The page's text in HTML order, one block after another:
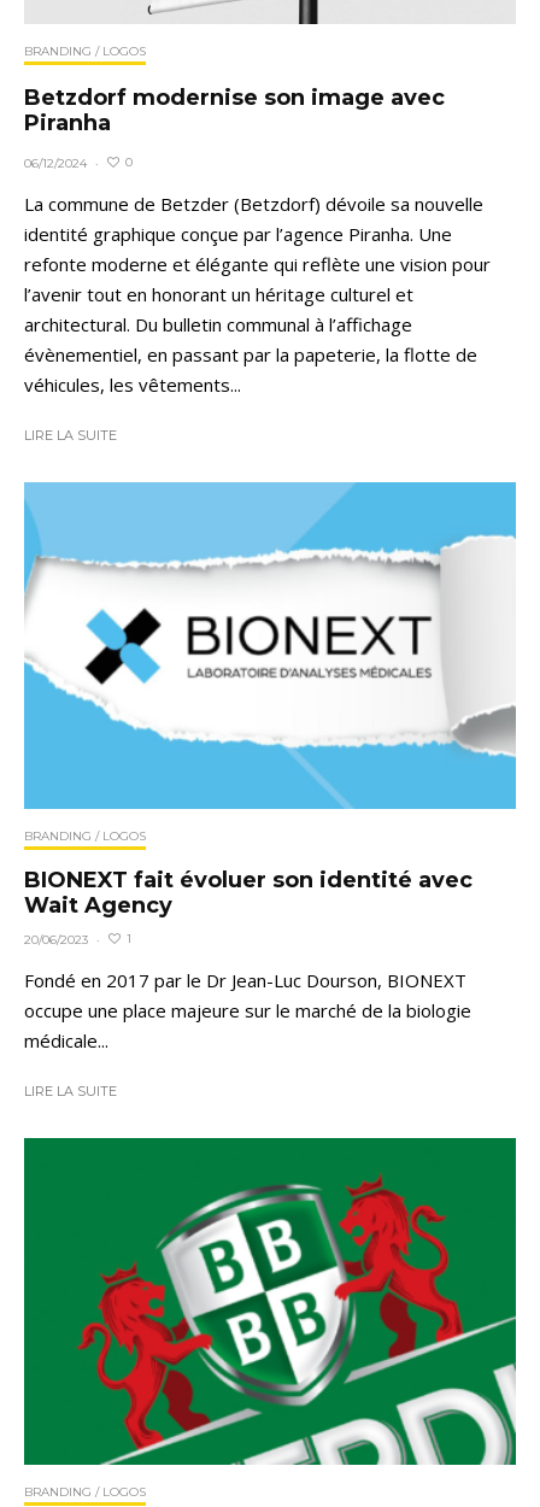
BRANDING / LOGOS
Betzdorf modernise son image avec
Piranha
06/12/2024 · 0
La commune de Betzder (Betzdorf) dévoile sa nouvelle
identité graphique conçue par l’agence Piranha. Une
refonte moderne et élégante qui reflète une vision pour
l’avenir tout en honorant un héritage culturel et
architectural. Du bulletin communal à l’affichage
évènementiel, en passant par la papeterie, la flotte de
véhicules, les vêtements...
LIRE LA SUITE
BRANDING / LOGOS
BIONEXT fait évoluer son identité avec
Wait Agency
20/06/2023 · 1
Fondé en 2017 par le Dr Jean-Luc Dourson, BIONEXT
occupe une place majeure sur le marché de la biologie
médicale...
LIRE LA SUITE
BRANDING / LOGOS